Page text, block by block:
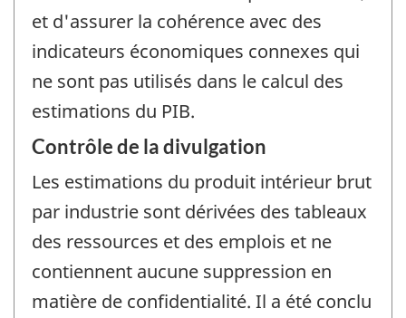
et d'assurer la cohérence avec des
indicateurs économiques connexes qui
ne sont pas utilisés dans le calcul des
estimations du PIB.
Contrôle de la divulgation
Les estimations du produit intérieur brut
par industrie sont dérivées des tableaux
des ressources et des emplois et ne
contiennent aucune suppression en
matière de confidentialité. Il a été conclu